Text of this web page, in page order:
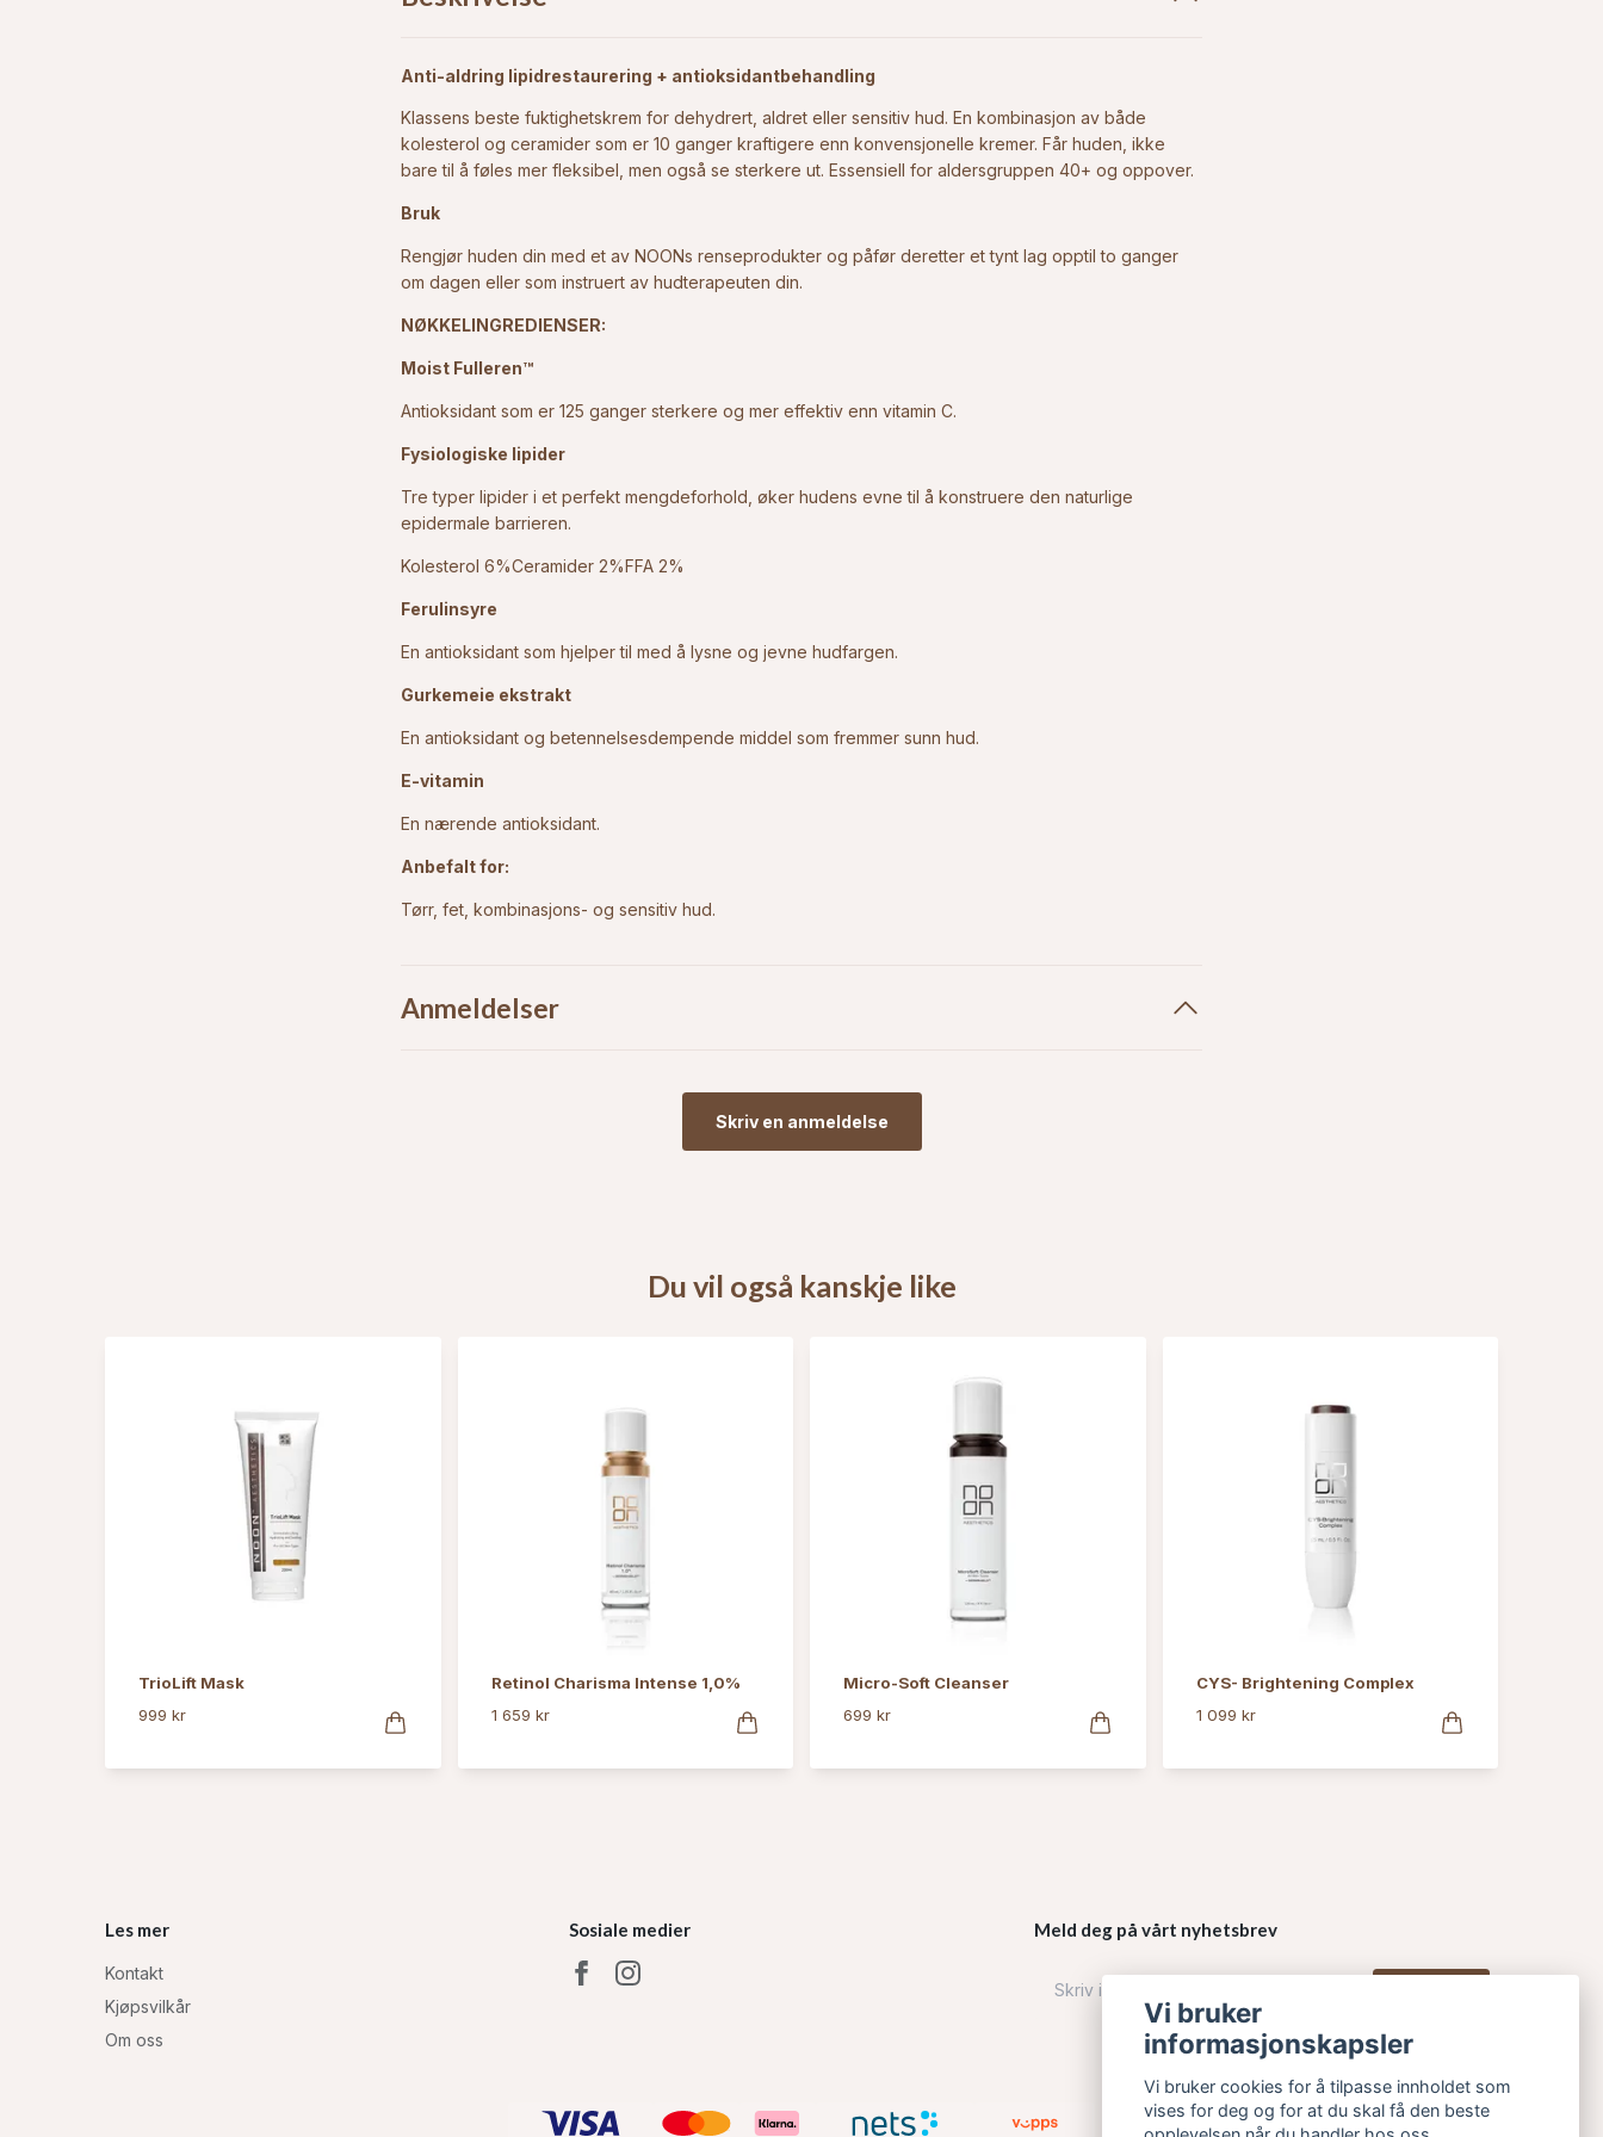
Anti-aldring lipidrestaurering + antioksidantbehandling
Klassens beste fuktighetskrem for dehydrert, aldret eller sensitiv hud. En kombinasjon av både
kolesterol og ceramider som er 10 ganger kraftigere enn konvensjonelle kremer. Får huden, ikke
bare til å føles mer fleksibel, men også se sterkere ut. Essensiell for aldersgruppen 40+ og oppover.
Bruk
Rengjør huden din med et av NOONs renseprodukter og påfør deretter et tynt lag opptil to ganger
om dagen eller som instruert av hudterapeuten din.
NØKKELINGREDIENSER:
Moist Fulleren™
Antioksidant som er 125 ganger sterkere og mer effektiv enn vitamin C.
Fysiologiske lipider
Tre typer lipider i et perfekt mengdeforhold, øker hudens evne til å konstruere den naturlige
epidermale barrieren.
Kolesterol 6%Ceramider 2%FFA 2%
Ferulinsyre
En antioksidant som hjelper til med å lysne og jevne hudfargen.
Gurkemeie ekstrakt
En antioksidant og betennelsesdempende middel som fremmer sunn hud.
E-vitamin
En nærende antioksidant.
Anbefalt for:
Tørr, fet, kombinasjons- og sensitiv hud.
Anmeldelser
Skriv en anmeldelse
Du vil også kanskje like
TrioLift Mask
999 kr
Retinol Charisma Intense 1,0%
1 659 kr
Micro-Soft Cleanser
699 kr
CYS- Brightening Complex
1 099 kr
Les mer
Kontakt
Kjøpsvilkår
Om oss
Sosiale medier Meld deg på vårt nyhetsbrev
Vi bruker
informasjonskapsler
Vi bruker cookies for å tilpasse innholdet som
vises for deg og for at du skal få den beste